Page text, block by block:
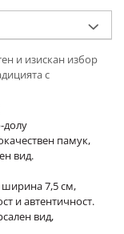
и изискан избор
с
долу
памук,
вид.
ширина 7,5 см,
и автентичност.
вид,